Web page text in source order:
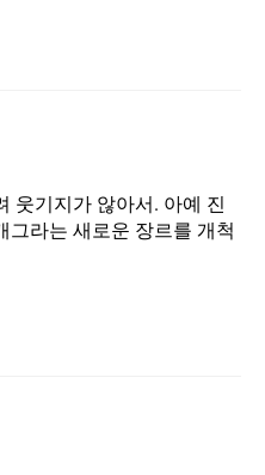
웃기지가 않아서. 아예 진
그라는 새로운 장르를 개척